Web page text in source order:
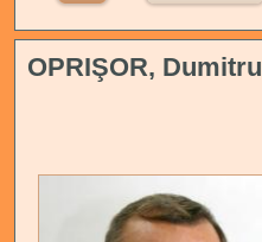
OPRIŞOR, Dumitru